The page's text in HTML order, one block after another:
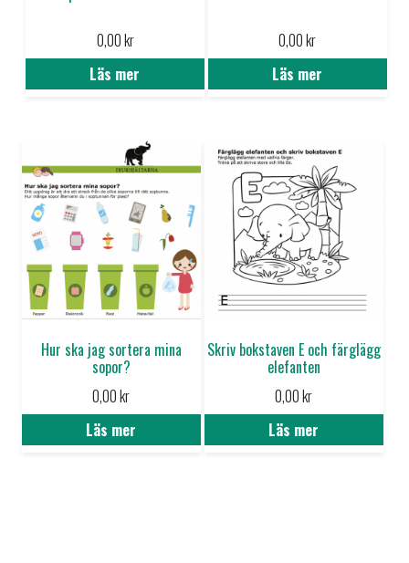
0,00kr
Läs mer
0,00kr
Läs mer
Hur ska jag sortera mina
sopor?
0,00kr
Läs mer
Skriv bokstaven E och färglägg
elefanten
0,00kr
Läs mer